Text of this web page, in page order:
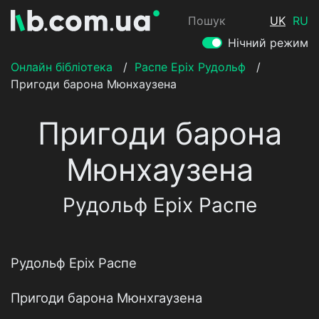
Пошук UK RU
Нічний режим
Онлайн бібліотека
/ Распе Еріх Рудольф
/
Пригоди барона Мюнхаузена
Пригоди барона
Мюнхаузена
Рудольф Еріх Распе
Рудольф Еріх Распе
Пригоди барона Мюнхгаузена